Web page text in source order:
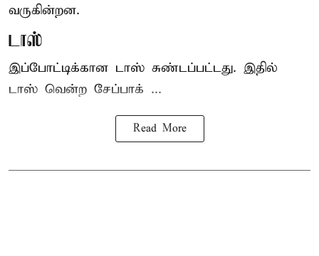
வருகின்றன.
டாஸ்
இப்போட்டிக்கான டாஸ் சுண்டப்பட்டது. இதில்
டாஸ் வென்ற சேப்பாக் ...
Read More